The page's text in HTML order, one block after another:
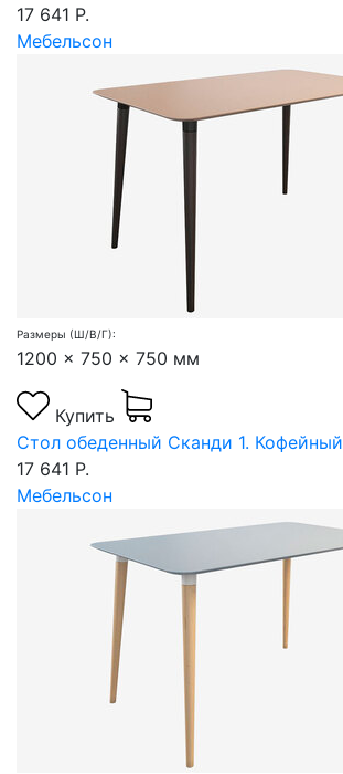
17 641 Р.
Мебельсон
Размеры (Ш/В/Г):
1200 x 750 x 750 мм
Купить
Стол обеденный Сканди 1. Кофейный
17 641 Р.
Мебельсон